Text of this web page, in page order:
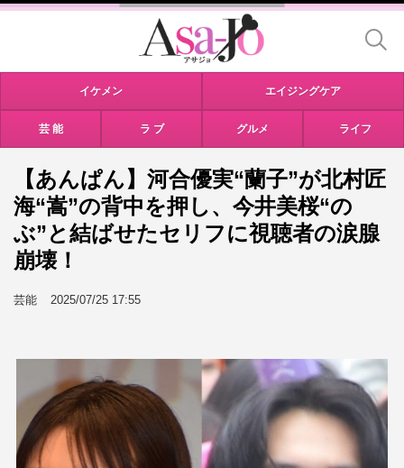
イケメン エイジングケア
芸 能 ラ ブ グルメ ライフ
【あんぱん】河合優実“蘭子”が北村匠
海“嵩”の背中を押し、今井美桜“の
ぶ”と結ばせたセリフに視聴者の涙腺
崩壊！
芸能 2025/07/25 17:55